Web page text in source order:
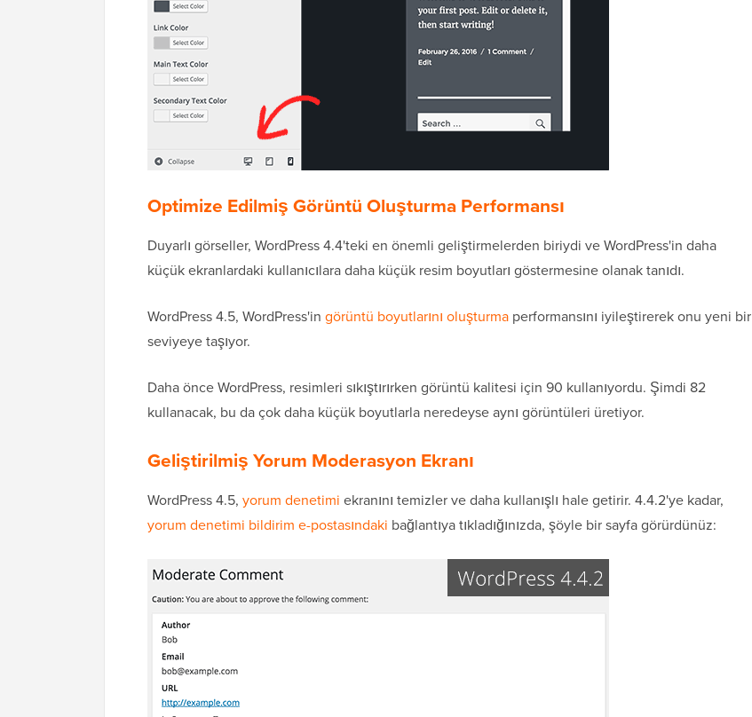
Optimize Edilmiş Görüntü Oluşturma Performansı
Duyarlı görseller, WordPress 4.4'teki en önemli geliştirmelerden biriydi ve WordPress'in daha
küçük ekranlardaki kullanıcılara daha küçük resim boyutları göstermesine olanak tanıdı.
WordPress 4.5, WordPress'in görüntü boyutlarını oluşturma performansını iyileştirerek onu yeni bir
seviyeye taşıyor.
Daha önce WordPress, resimleri sıkıştırırken görüntü kalitesi için 90 kullanıyordu. Şimdi 82
kullanacak, bu da çok daha küçük boyutlarla neredeyse aynı görüntüleri üretiyor.
Geliştirilmiş Yorum Moderasyon Ekranı
WordPress 4.5, yorum denetimi ekranını temizler ve daha kullanışlı hale getirir. 4.4.2'ye kadar,
yorum denetimi bildirim e-postasındaki bağlantıya tıkladığınızda, şöyle bir sayfa görürdünüz: